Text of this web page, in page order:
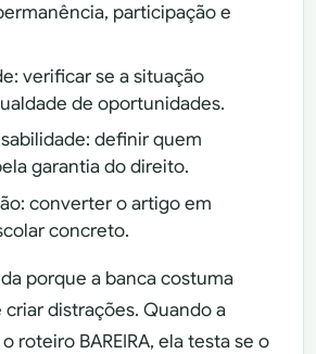
participação e
verificar se a situação
de oportunidades.
definir quem
garantia do direito.
converter o artigo em
concreto.
porque a banca costuma
criar distrações. Quando a
roteiro BAREIRA, ela testa se o